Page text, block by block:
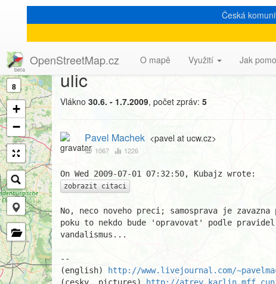
Česká
OpenStreetMap.cz O mapě Využití Jak
8
+
−
[Talk-cz] ofici??ln??
ulic
Vlákno 30.6. - 1.7.2009, počet zpráv: 5
Pavel Machek <pavel at ucw.cz>
1067 1226
zobrazit citaci
No, neco noveho preci; samosprava je
poku to nekdo bude 'opravovat' podle
vandalismus...
--
(english)
http://www.livejournal.com/